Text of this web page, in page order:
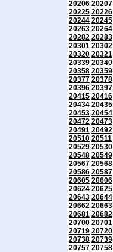
20206 20207
20225 20226
20244 20245
20263 20264
20282 20283
20301 20302
20320 20321
20339 20340
20358 20359
20377 20378
20396 20397
20415 20416
20434 20435
20453 20454
20472 20473
20491 20492
20510 20511
20529 20530
20548 20549
20567 20568
20586 20587
20605 20606
20624 20625
20643 20644
20662 20663
20681 20682
20700 20701
20719 20720
20738 20739
20757 20758